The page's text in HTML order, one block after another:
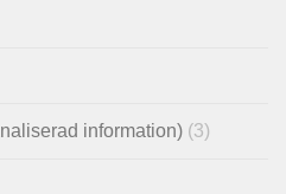
information) (3)